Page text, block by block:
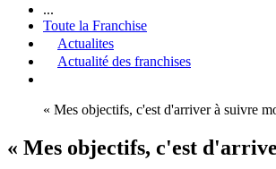
...
Toute la Franchise
Actualites
Actualité des franchises
« Mes objectifs, c'est d'arriver à suivre
« Mes objectifs, c'est